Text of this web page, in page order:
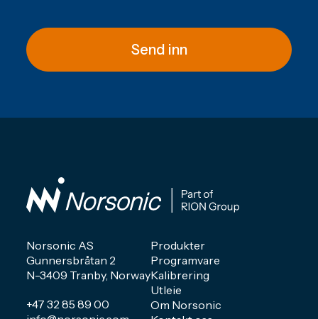
Send inn
Norsonic AS
Gunnersbråtan 2
N-3409 Tranby, Norway
+47 32 85 89 00
Produkter
Programvare
Kalibrering
Utleie
Om Norsonic